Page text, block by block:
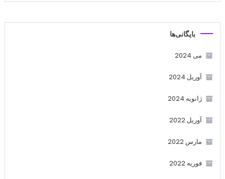
بایگانی‌ها
می 2024
آوریل 2024
ژانویه 2024
آوریل 2022
مارس 2022
فوریه 2022